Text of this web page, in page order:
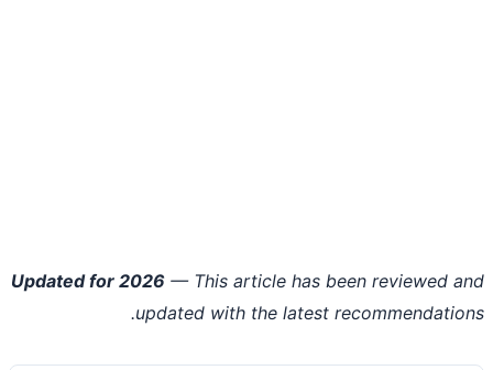
Updated for 2026 — This article has been reviewed
updated with the latest